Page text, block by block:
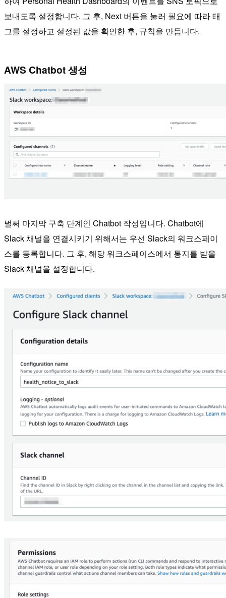
보내도록 설정합니다. 그 후, Next 버튼을 눌러 필요에 따라 태
그를 설정하고 설정된 값을 확인한 후, 규칙을 만듭니다.
AWS Chatbot 생성
벌써 마지막 구축 단계인 Chatbot 작성입니다. Chatbot에
Slack 채널을 연결시키기 위해서는 우선 Slack의 워크스페이
스를 등록합니다. 그 후, 해당 워크스페이스에서 통지를 받을
Slack 채널을 설정합니다.